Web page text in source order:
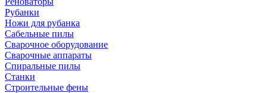
Рубанки
Ножи для рубанка
Сабельные пилы
Сварочное оборудование
Сварочные аппараты
Спиральные пилы
Станки
Строительные фены